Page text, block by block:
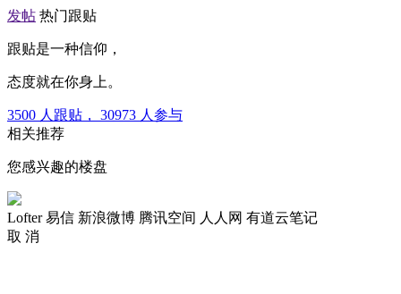
发帖 热门跟贴
跟贴是一种信仰，
态度就在你身上。
3500 人跟贴， 30973 人参与
相关推荐
您感兴趣的楼盘
Lofter 易信 新浪微博 腾讯空间 人人网 有道云笔记
取 消